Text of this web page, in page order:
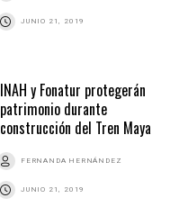
JUNIO 21, 2019
INAH y Fonatur protegerán
patrimonio durante
construcción del Tren Maya
FERNANDA HERNÁNDEZ
JUNIO 21, 2019